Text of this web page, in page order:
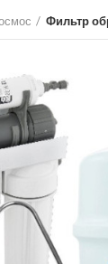
Фильтр